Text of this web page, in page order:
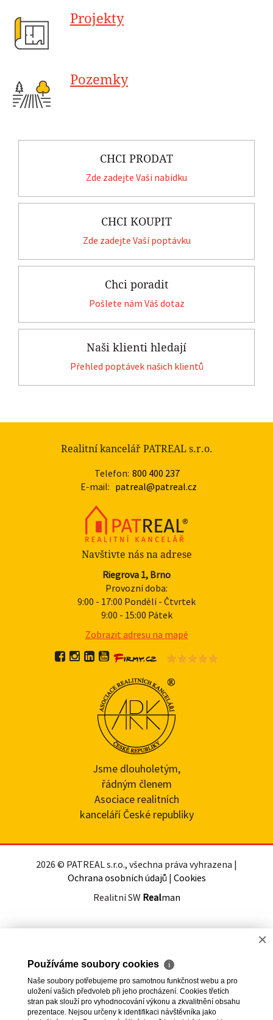
Projekty
Pozemky
CHCI PRODAT
Zde zadejte Vaší nabídku
CHCI KOUPIT
Zde zadejte Vaší poptávku
Chci poradit
Pošlete nám Váš dotaz
Naši klienti hledají
Přehled poptávek našich klientů
Realitní kancelář PATREAL s.r.o.
Telefon: 800 400 237
E-mail: patreal@patreal.cz
Navštivte nás na adrese
Riegrova 1, Brno
Provozní doba:
9:00 - 17:00 Pondělí - Čtvrtek
9:00 - 15:00 Pátek
Zobrazit adresu na mapě
Jsme dlouholetým,
řádným členem
Asociace realitních
kanceláří České republiky
2026 © PATREAL s.r.o., všechna práva vyhrazena |
Ochrana osobních údajů | Cookies
Realitní SW Realman
×
Používáme soubory cookies ℹ
Naše soubory potřebujeme pro samotnou funkčnost webu a pro
uložení vašich předvoleb při jeho procházení. Cookies třetích
stran pak slouží pro vyhodnocování výkonu a zkvalitnění obsahu
prezentace. Nejsou určeny k identifikaci návštěvníka jako